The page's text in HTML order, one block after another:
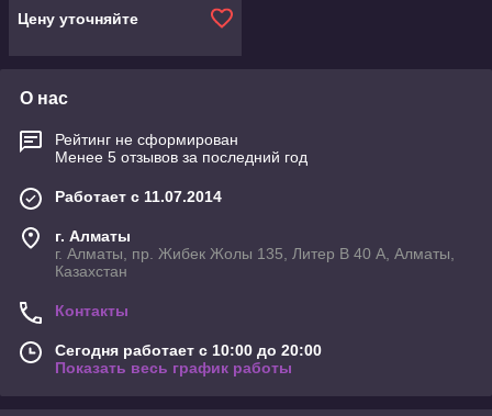
Цену уточняйте
О нас
Рейтинг не сформирован
Менее 5 отзывов за последний год
Работает с 11.07.2014
г. Алматы
г. Алматы, пр. Жибек Жолы 135, Литер В 40 А, Алматы,
Казахстан
Контакты
Сегодня работает с 10:00 до 20:00
Показать весь график работы